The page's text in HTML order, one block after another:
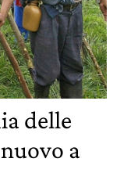
delle
a